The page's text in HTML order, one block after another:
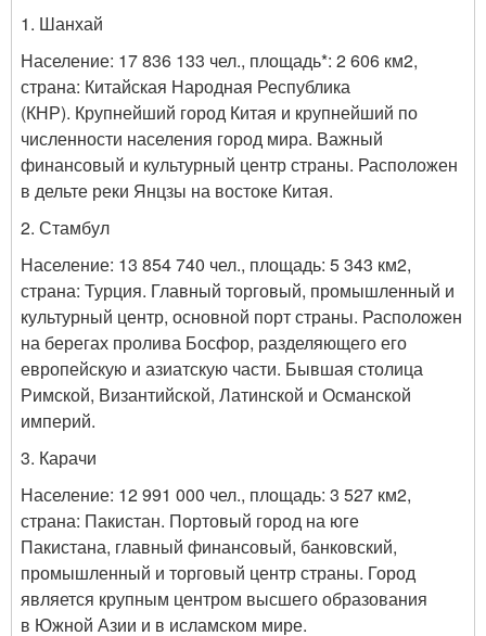
1. Шанхай
Население: 17 836 133 чел., площадь*: 2 606 км2,
страна: Китайская Народная Республика
(КНР). Крупнейший город Китая и крупнейший по
численности населения город мира. Важный
финансовый и культурный центр страны. Расположен
в дельте реки Янцзы на востоке Китая.
2. Стамбул
Население: 13 854 740 чел., площадь: 5 343 км2,
страна: Турция. Главный торговый, промышленный и
культурный центр, основной порт страны. Расположен
на берегах пролива Босфор, разделяющего его
европейскую и азиатскую части. Бывшая столица
Римской, Византийской, Латинской и Османской
империй.
3. Карачи
Население: 12 991 000 чел., площадь: 3 527 км2,
страна: Пакистан. Портовый город на юге
Пакистана, главный финансовый, банковский,
промышленный и торговый центр страны. Город
является крупным центром высшего образования
в Южной Азии и в исламском мире.